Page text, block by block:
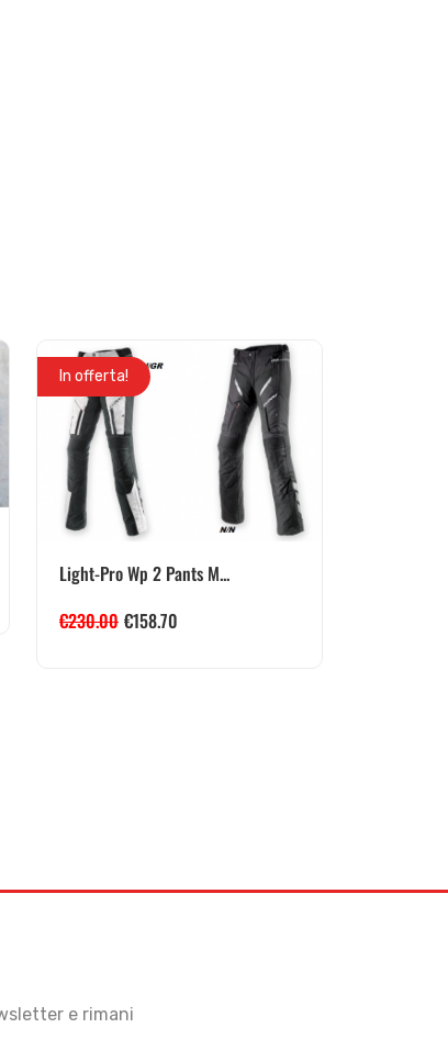
In offerta!
Light-Pro Wp 2 Pants M...
€230.00 €158.70
e rimani